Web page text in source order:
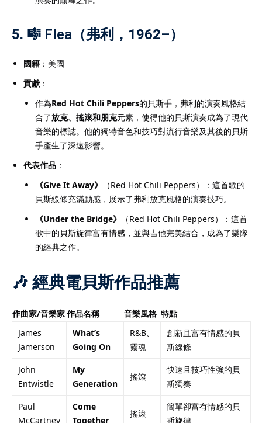
5. 🎼 Flea （弗利，1962–）
國籍 ：美國
貢獻 ：
作為Red Hot Chili Peppers的貝斯手，弗利的演奏風格結
合了放克、搖滾和朋克元素，使得他的貝斯演奏成為了現代
音樂的標誌。他的獨特音色和技巧對流行音樂及其後的貝斯
手產生了深遠影響。
代表作品 ：
《Give It Away》
（Red Hot Chili Peppers）：這首歌的
貝斯線條充滿動感，展示了弗利放克風格的演奏技巧。
《Under the Bridge》
（Red Hot Chili Peppers）：這首
歌中的貝斯旋律富有情感，並與吉他完美結合，成為了樂隊
的經典之作。
🎶 經典電貝斯作品推薦
作曲家/音樂家作品名稱 音樂風格 特點
James
Jamerson
What’s
Going On
R&B、
靈魂
創新且富有情感的貝
斯線條
John
Entwistle
My
Generation
搖滾
快速且技巧性強的貝
斯獨奏
Paul
McCartney
Come
Together
搖滾
簡單卻富有情感的貝
斯旋律